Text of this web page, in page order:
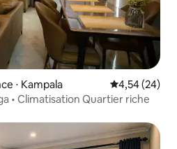
⋅ Kampala Évaluation
4,54 (24)
• Climatisation Quartier riche